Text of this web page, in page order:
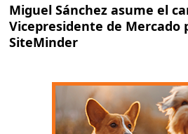
Miguel Sánchez asume el
Vicepresidente de Mercado
SiteMinder